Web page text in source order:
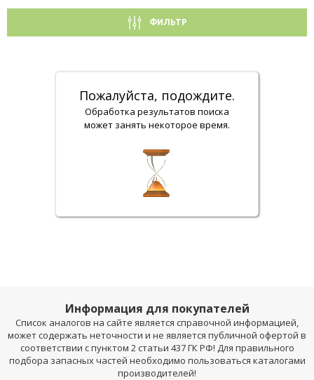
ФИЛЬТР
Пожалуйста, подождите.
Обработка результатов поиска
может занять некоторое время.
Информация для покупателей
Список аналогов на сайте является справочной информацией,
может содержать неточности и не является публичной офертой в
соответствии с пунктом 2 статьи 437 ГК РФ! Для правильного
подбора запасных частей необходимо пользоваться каталогами
производителей!